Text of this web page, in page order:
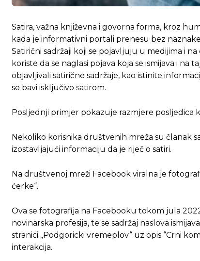
Satira, važna književna i govorna forma, kroz
kada je informativni portali prenesu bez
Satirični sadržaji koji se pojavljuju u medijima i
koriste da se naglasi pojava koja se ismijava i na
objavljivali satirične sadržaje, kao istinite
se bavi isključivo satirom.
Posljednji primjer pokazuje razmjere posljedica
Nekoliko korisnika društvenih mreža su članak
izostavljajući informaciju da je riječ o satiri.
Na društvenoj mreži Facebook viralna je
ćerke“.
Ova se fotografija na Facebooku tokom jula
novinarska profesija, te se sadržaj naslova
stranici „Podgoricki vremeplov“ uz opis “Crni
interakcija.